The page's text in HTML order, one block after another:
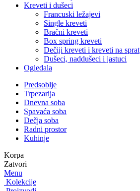
Kreveti i dušeci
Francuski ležajevi
Single kreveti
Bračni kreveti
Box spring kreveti
Dečiji kreveti i kreveti na sprat
Dušeci, naddušeci i jastuci
Ogledala
Predsoblje
Trpezarija
Dnevna soba
Spavaća soba
Dečja soba
Radni prostor
Kuhinje
Menu
Kolekcije